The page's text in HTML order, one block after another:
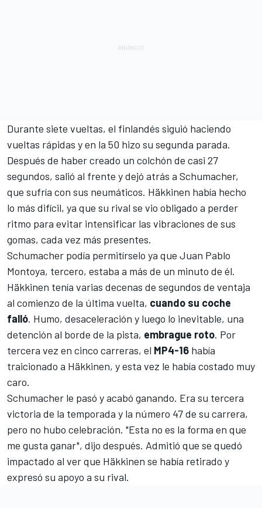
Durante siete vueltas, el finlandés siguió haciendo
vueltas rápidas y en la 50 hizo su segunda parada.
Después de haber creado un colchón de casi 27
segundos, salió al frente y dejó atrás a Schumacher,
que sufría con sus neumáticos. Häkkinen había hecho
lo más difícil, ya que su rival se vio obligado a perder
ritmo para evitar intensificar las vibraciones de sus
gomas, cada vez más presentes.
Schumacher podía permitírselo ya que Juan Pablo
Montoya, tercero, estaba a más de un minuto de él.
Häkkinen tenía varias decenas de segundos de ventaja
al comienzo de la última vuelta, cuando su coche
falló. Humo, desaceleración y luego lo inevitable, una
detención al borde de la pista, embrague roto. Por
tercera vez en cinco carreras, el MP4-16 había
traicionado a Häkkinen, y esta vez le había costado muy
caro.
Schumacher le pasó y acabó ganando. Era su tercera
victoria de la temporada y la número 47 de su carrera,
pero no hubo celebración. "Esta no es la forma en que
me gusta ganar", dijo después. Admitió que se quedó
impactado al ver que Häkkinen se había retirado y
expresó su apoyo a su rival.